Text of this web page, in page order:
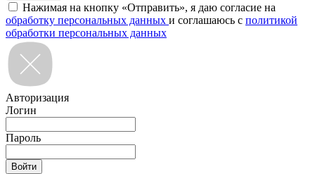
Нажимая на кнопку «Отправить», я даю согласие на
обработку персональных данных и соглашаюсь с политикой
обработки персональных данных
Авторизация
Логин
Пароль